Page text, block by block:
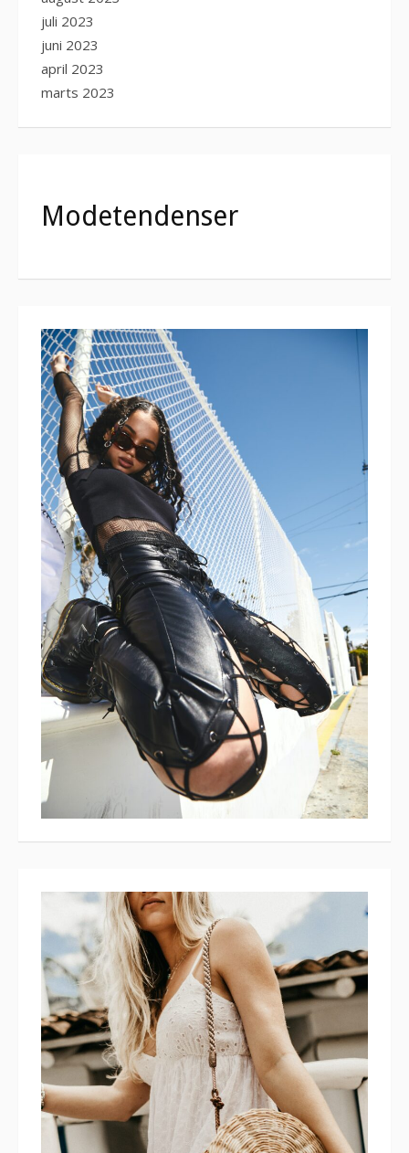
juli 2023
juni 2023
april 2023
marts 2023
Modetendenser